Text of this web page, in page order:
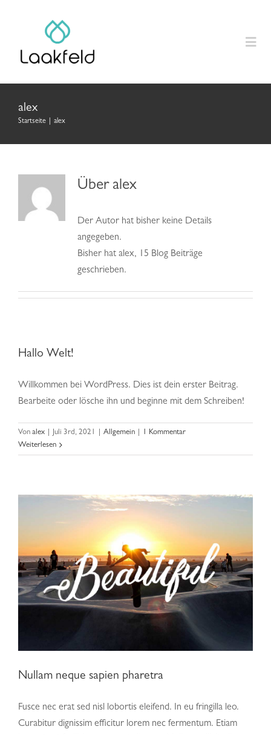
Laakfeld Geschenk
Hilfe & Kontakt
alex
Startseite alex
Über alex
Der Autor hat bisher keine Details
angegeben.
Bisher hat alex, 15 Blog Beiträge
geschrieben.
Hallo Welt!
Willkommen bei WordPress. Dies ist dein erster Beitrag.
Bearbeite oder lösche ihn und beginne mit dem Schreiben!
Von alex Juli 3rd, 2021 Allgemein
1 Kommentar
Weiterlesen
Nullam neque sapien pharetra
Nullam neque sapien pharetra
Fusce nec erat sed nisl lobortis eleifend. In eu fringilla leo.
Curabitur dignissim efficitur lorem nec fermentum. Etiam